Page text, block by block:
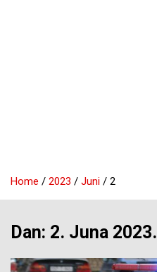
Home 2023 Juni 2
Dan: 2. Juna 2023.